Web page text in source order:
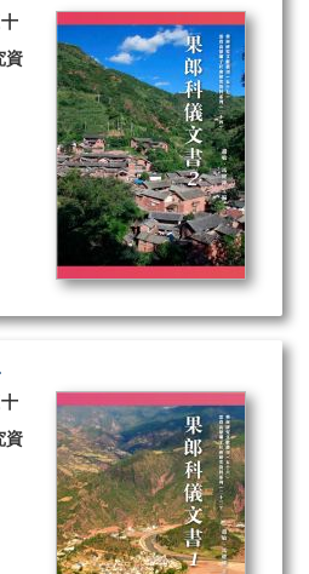
資
資